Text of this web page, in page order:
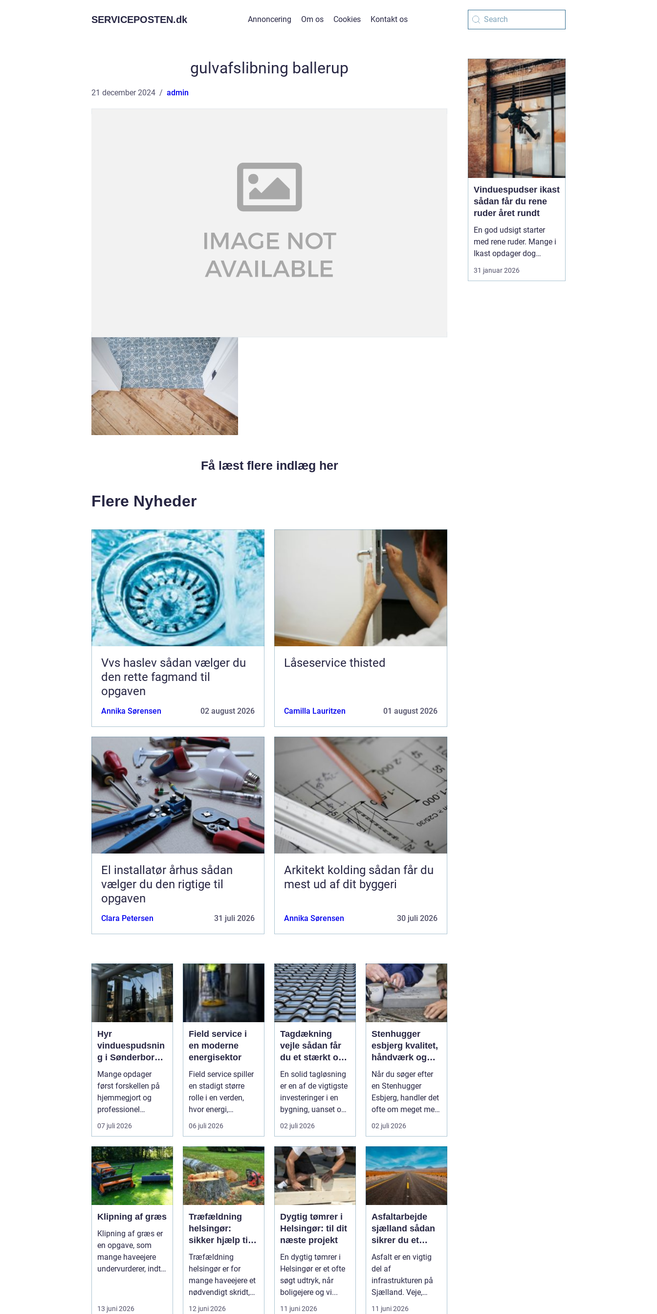
SERVICEPOSTEN.dk Annoncering Om os Cookies Kontakt os
gulvafslibning ballerup
21 december 2024 admin
Få læst flere indlæg her
Flere Nyheder
Vvs haslev sådan vælger du
den rette fagmand til
opgaven
Annika Sørensen 02 august 2026
Låseservice thisted
Camilla Lauritzen 01 august 2026
El installatør århus sådan
vælger du den rigtige til
opgaven
Clara Petersen 31 juli 2026
Arkitekt kolding sådan får du
mest ud af dit byggeri
Annika Sørensen 30 juli 2026
Hyr
vinduespudsnin
g i Sønderborg:
når det skal
være nemt
Mange opdager
først forskellen på
hjemmegjort og
professionel
vinduespudsning,
nå...
07 juli 2026
Field service i
en moderne
energisektor
Field service spiller
en stadigt større
rolle i en verden,
hvor energi,
digitalisering og
grøn omsti...
06 juli 2026
Tagdækning
vejle sådan får
du et stærkt og
tæt tag i mange
En solid tagløsning
er en af de vigtigste
investeringer i en
bygning, uanset om
der er tale om
bolig...
02 juli 2026
Stenhugger
esbjerg kvalitet,
håndværk og
personlige
løsninger
Når du søger efter
en Stenhugger
Esbjerg, handler det
ofte om meget mere
end sten. Det
handler om at...
02 juli 2026
Klipning af græs
Klipning af græs er
en opgave, som
mange haveejere
undervurderer, indtil
13 juni 2026
Træfældning
helsingør:
sikker hjælp til
haveejere og
virksomheder
Træfældning
helsingør er for
mange haveejere et
nødvendigt skridt,
når gamle eller syge
12 juni 2026
Dygtig tømrer i
Helsingør: til dit
næste projekt
En dygtig tømrer i
Helsingør er et ofte
søgt udtryk, når
boligejere og vi...
11 juni 2026
Asfaltarbejde
sjælland sådan
sikrer du et
holdbart resultat
Asfalt er en vigtig
del af
infrastrukturen på
Sjælland. Veje,
indkørsler,
11 juni 2026
Vinduespudser ikast
sådan får du rene
ruder året rundt
En god udsigt starter
med rene ruder. Mange i
Ikast opdager dog
hurtigt, at
vinduespudsning tager
31 januar 2026